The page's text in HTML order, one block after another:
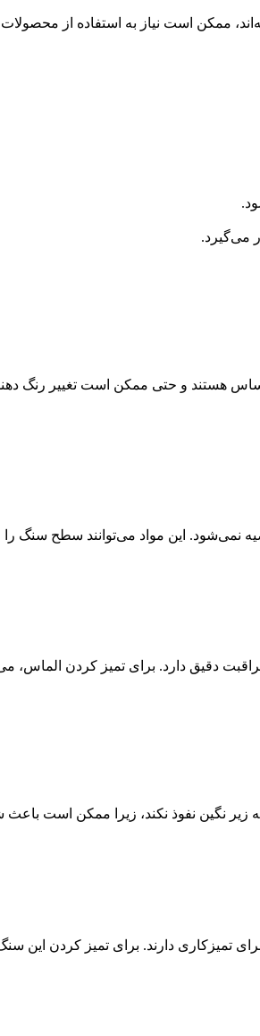
ممکن است نیاز به استفاده از
می‌گیرد.
هستند و حتی ممکن است تغییر رنگ
نمی‌شود. این مواد می‌توانند سطح
دقیق دارد. برای تمیز کردن الماس،
زیر نگین نفوذ نکند، زیرا ممکن است
تمیزکاری دارند. برای تمیز کردن این